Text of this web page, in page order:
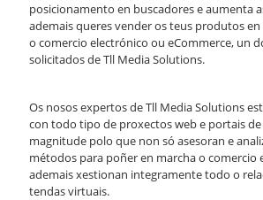
posicionamento en buscadores e aumenta
ademais queres vender os teus produtos
o comercio electrónico ou eCommerce, un
solicitados de Tll Media Solutions.
Os nosos expertos de Tll Media Solutions
con todo tipo de proxectos web e portais
magnitude polo que non só asesoran e
métodos para poñer en marcha o comercio
ademais xestionan integramente todo o
tendas virtuais.